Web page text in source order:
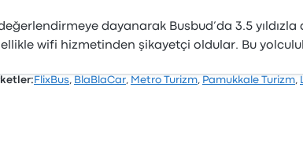
değerlendirmeye dayanarak Busbud’da 3.5
wifi hizmetinden şikayetçi oldular. Bu
FlixBus, BlaBlaCar, Metro Turizm, Pamukkale Turizm,